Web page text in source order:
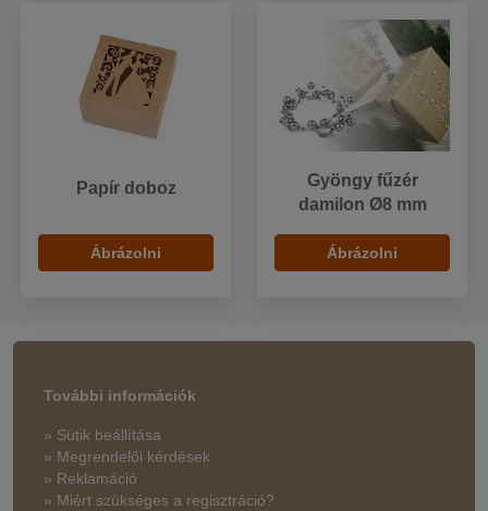
Papír doboz
Ábrázolni
Gyöngy fűzér
damilon Ø8 mm
Ábrázolni
További információk
» Sütik beállítása
» Megrendelői kérdések
» Reklamáció
» Miért szükséges a regisztráció?